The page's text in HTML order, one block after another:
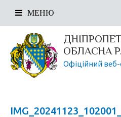
ОБЛАСНА
Офіційний
МЕНЮ